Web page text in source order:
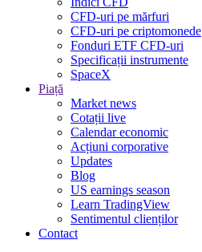
CFD-uri pe mărfuri
CFD-uri pe criptomonede
Fonduri ETF CFD-uri
Specificații instrumente
SpaceX
Piață
Market news
Cotații live
Calendar economic
Acțiuni corporative
Updates
Blog
US earnings season
Learn TradingView
Sentimentul clienților
Contact